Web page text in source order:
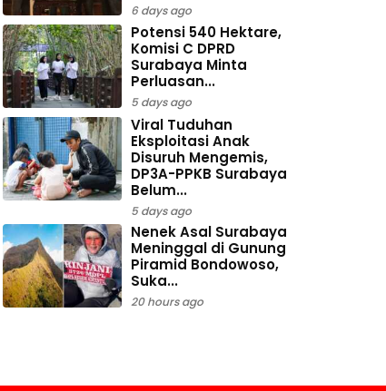
6 days ago
Potensi 540 Hektare,
Komisi C DPRD
Surabaya Minta
Perluasan...
5 days ago
Viral Tuduhan
Eksploitasi Anak
Disuruh Mengemis,
DP3A-PPKB Surabaya
Belum...
5 days ago
Nenek Asal Surabaya
Meninggal di Gunung
Piramid Bondowoso,
Suka...
20 hours ago